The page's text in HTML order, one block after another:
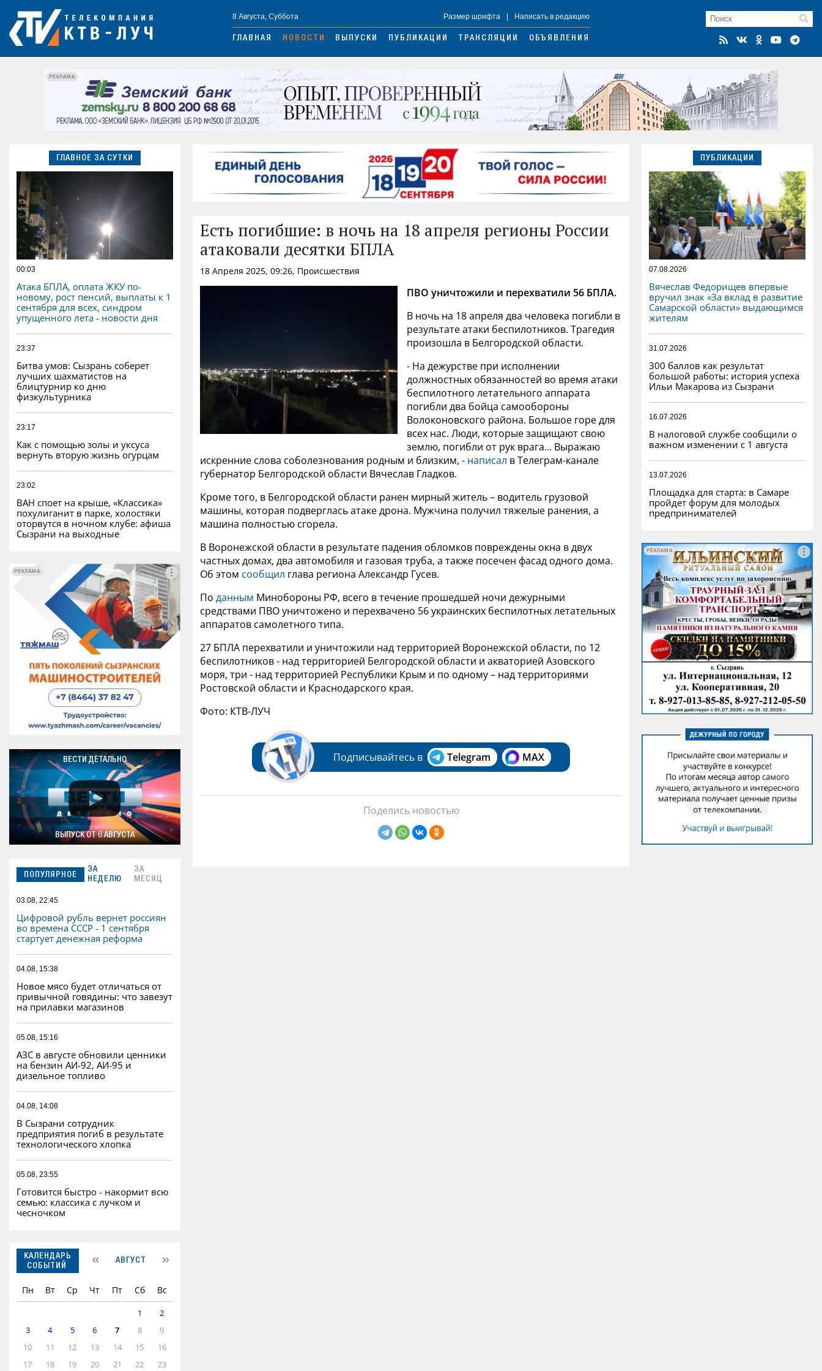
8 Августа, Суббота Размер шрифта Написать в редакцию
ГЛАВНАЯ НОВОСТИ ВЫПУСКИ ПУБЛИКАЦИИ ТРАНСЛЯЦИИ ОБЪЯВЛЕНИЯ
РЕКЛАМА
ГЛАВНОЕ ЗА СУТКИ
00:03
Атака БПЛА, оплата ЖКУ по-
новому, рост пенсий, выплаты к 1
сентября для всех, синдром
упущенного лета - новости дня
23:37
Битва умов: Сызрань соберет
лучших шахматистов на
блицтурнир ко дню
физкультурника
23:17
Как с помощью золы и уксуса
вернуть вторую жизнь огурцам
23:02
ВАН споет на крыше, «Классика»
похулиганит в парке, холостяки
оторвутся в ночном клубе: афиша
Сызрани на выходные
РЕКЛАМА
РЕКЛАМА
ВЕСТИ ДЕТАЛЬНО
ВЫПУСК ОТ 6 АВГУСТА
ПОПУЛЯРНОЕ
ЗА
НЕДЕЛЮ
ЗА
МЕСЯЦ
03.08, 22:45
Цифровой рубль вернет россиян
во времена СССР - 1 сентября
стартует денежная реформа
04.08, 15:38
Новое мясо будет отличаться от
привычной говядины: что завезут
на прилавки магазинов
05.08, 15:16
АЗС в августе обновили ценники
на бензин АИ-92, АИ-95 и
дизельное топливо
04.08, 14:08
В Сызрани сотрудник
предприятия погиб в результате
технологического хлопка
05.08, 23:55
Готовится быстро - накормит всю
семью: классика с лучком и
чесночком
КАЛЕНДАРЬ
СОБЫТИЙ
АВГУСТ
Пн Вт Ср Чт Пт Сб Вс
1
2
3
4 5 6 7 8
9
10
11 12 13 14 15
16
17
18 19 20 21 22 23
Есть погибшие: в ночь на 18 апреля регионы России
атаковали десятки БПЛА
18 Апреля 2025, 09:26, Происшествия
ПВО уничтожили и перехватили 56 БПЛА.
В ночь на 18 апреля два человека погибли в
результате атаки беспилотников. Трагедия
произошла в Белгородской области.
- На дежурстве при исполнении
должностных обязанностей во время атаки
беспилотного летательного аппарата
погибли два бойца самообороны
Волоконовского района. Большое горе для
всех нас. Люди, которые защищают свою
землю, погибли от рук врага… Выражаю
искренние слова соболезнования родным и близким, - написал в Телеграм-канале
губернатор Белгородской области Вячеслав Гладков.
Кроме того, в Белгородской области ранен мирный житель – водитель грузовой
машины, которая подверглась атаке дрона. Мужчина получил тяжелые ранения, а
машина полностью сгорела.
В Воронежской области в результате падения обломков повреждены окна в двух
частных домах, два автомобиля и газовая труба, а также посечен фасад одного дома.
Об этом сообщил глава региона Александр Гусев.
По данным Минобороны РФ, всего в течение прошедшей ночи дежурными
средствами ПВО уничтожено и перехвачено 56 украинских беспилотных летательных
аппаратов самолетного типа.
27 БПЛА перехватили и уничтожили над территорией Воронежской области, по 12
беспилотников - над территорией Белгородской области и акваторией Азовского
моря, три - над территорией Республики Крым и по одному – над территориями
Ростовской области и Краснодарского края.
Фото: КТВ-ЛУЧ
Подписывайтесь в Telegram MAX
Поделись новостью
ПУБЛИКАЦИИ
07.08.2026
Вячеслав Федорищев впервые
вручил знак «За вклад в развитие
Самарской области» выдающимся
жителям
31.07.2026
300 баллов как результат
большой работы: история успеха
Ильи Макарова из Сызрани
16.07.2026
В налоговой службе сообщили о
важном изменении с 1 августа
13.07.2026
Площадка для старта: в Самаре
пройдет форум для молодых
предпринимателей
РЕКЛАМА